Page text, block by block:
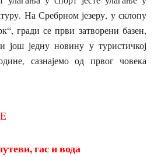
На Сребрном језеру, у склопу
гради се први затворени базен,
још једну новину у туристичкој
сазнајемо од првог човека
гас и вода